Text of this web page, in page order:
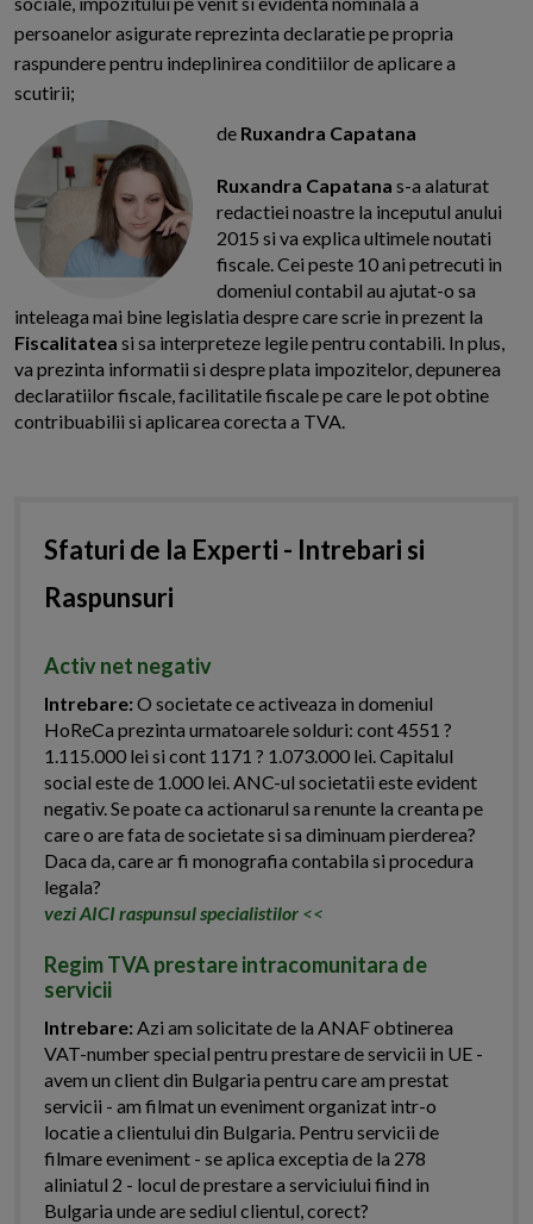
persoanelor asigurate reprezinta declaratie pe propria
raspundere pentru indeplinirea conditiilor de aplicare a
scutirii;
de Ruxandra Capatana
Ruxandra Capatana s-a alaturat
redactiei noastre la inceputul anului
2015 si va explica ultimele noutati
fiscale. Cei peste 10 ani petrecuti in
domeniul contabil au ajutat-o sa
inteleaga mai bine legislatia despre care scrie in prezent la
Fiscalitatea si sa interpreteze legile pentru contabili. In plus,
va prezinta informatii si despre plata impozitelor, depunerea
declaratiilor fiscale, facilitatile fiscale pe care le pot obtine
contribuabilii si aplicarea corecta a TVA.
Sfaturi de la Experti - Intrebari si
Raspunsuri
Activ net negativ
Intrebare:O societate ce activeaza in domeniul
HoReCa prezinta urmatoarele solduri: cont 4551 ?
1.115.000 lei si cont 1171 ? 1.073.000 lei. Capitalul
social este de 1.000 lei. ANC-ul societatii este evident
negativ. Se poate ca actionarul sa renunte la creanta pe
care o are fata de societate si sa diminuam pierderea?
Daca da, care ar fi monografia contabila si procedura
legala?
vezi AICI raspunsul specialistilor <<
Regim TVA prestare intracomunitara de
servicii
Intrebare:Azi am solicitate de la ANAF obtinerea
VAT-number special pentru prestare de servicii in UE -
avem un client din Bulgaria pentru care am prestat
servicii - am filmat un eveniment organizat intr-o
locatie a clientului din Bulgaria. Pentru servicii de
filmare eveniment - se aplica exceptia de la 278
aliniatul 2 - locul de prestare a serviciului fiind in
Bulgaria unde are sediul clientul, corect?